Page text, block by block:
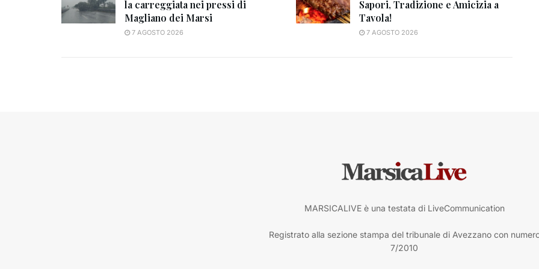
la carreggiata nei pressi di
Magliano dei Marsi
7 AGOSTO 2026
Sapori, Tradizione e Amicizia a
Tavola!
7 AGOSTO 2026
MARSICALIVE è una testata di LiveCommunication
Registrato alla sezione stampa del tribunale di Avezzano con
7/2010